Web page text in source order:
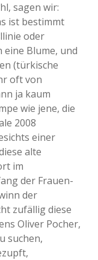
sagen wir:
ist bestimmt
oder
eine Blume, und
(türkische
oft von
ja kaum
wie jene, die
2008
einer
alte
im
der Frauen-
der
zufällig diese
Oliver Pocher,
suchen,